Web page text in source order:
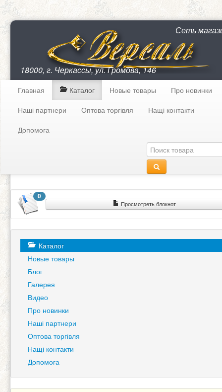
Сеть
18000, г. Черкассы, ул. Громова, 146
Главная Каталог Новые товары
Про новинки
Наші партнери
Оптова торгівля
Нащі контакти
Допомога
0
Просмотреть блокнот
Каталог
Новые товары
Блог
Галерея
Видео
Про новинки
Наші партнери
Оптова торгівля
Нащі контакти
Допомога